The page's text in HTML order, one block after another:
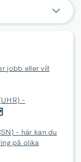
jobb eller vill
-
- här kan du
på olika